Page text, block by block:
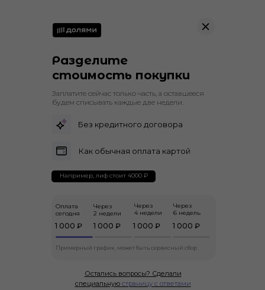
Через
6 недель
1 000 ₽
Через
4 недели
1 000 ₽
Через
2 недели
1 000 ₽
Примерный график, может быть сервисный сбор
Оплата
сегодня
1 000 ₽
Остались вопросы? Сделали
специальную страницу с ответами
Как обычная оплата картой
Без кредитного договора
Заплатите сейчас только часть, а оставшееся
будем списывать каждые две недели.
Разделите
стоимость покупки
Например, лиф стоит 4000 ₽